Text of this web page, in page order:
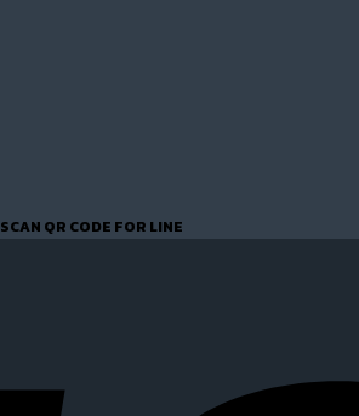
SCAN QR CODE FOR LINE